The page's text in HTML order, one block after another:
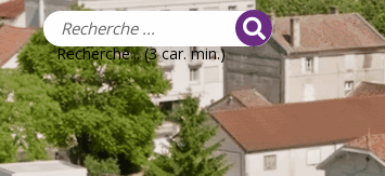
Recherche... (3 car. min.)